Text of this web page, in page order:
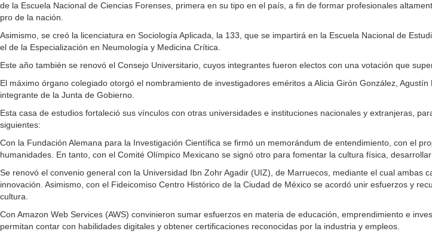
de la Escuela Nacional de Ciencias Forenses, primera en su tipo en el país, a fin de formar profesionales
pro de la nación.
Asimismo, se creó la licenciatura en Sociología Aplicada, la 133, que se impartirá en la Escuela Nacional de
el de la Especialización en Neumología y Medicina Crítica.
Este año también se renovó el Consejo Universitario, cuyos integrantes fueron electos con una votación que
El máximo órgano colegiado otorgó el nombramiento de investigadores eméritos a Alicia Girón González,
integrante de la Junta de Gobierno.
Esta casa de estudios fortaleció sus vínculos con otras universidades e instituciones nacionales y extranjeras,
siguientes:
Con la Fundación Alemana para la Investigación Científica se firmó un memorándum de entendimiento, con el
humanidades. En tanto, con el Comité Olímpico Mexicano se signó otro para fomentar la cultura física,
Se renovó el convenio general con la Universidad Ibn Zohr Agadir (UIZ), de Marruecos, mediante el cual
innovación. Asimismo, con el Fideicomiso Centro Histórico de la Ciudad de México se acordó unir esfuerzos y
cultura.
Con Amazon Web Services (AWS) convinieron sumar esfuerzos en materia de educación, emprendimiento e
permitan contar con habilidades digitales y obtener certificaciones reconocidas por la industria y empleos.